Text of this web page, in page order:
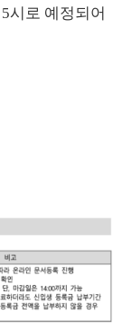
시로 예정되어